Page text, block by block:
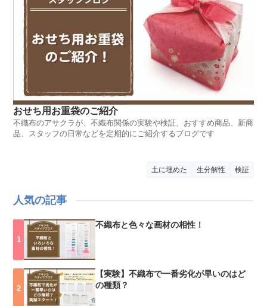
おせち用お重袋のご紹介
不織布のアサクラが、不織布関係の実験や検証、おすすめ商品、新商
品、スタッフの日常などを定期的にご紹介するブログです
土に埋めた 生分解性 検証
人気の記事
不織布と色々な画材の相性！
【実験】不織布で一番劣化が早いのはど
の種類？